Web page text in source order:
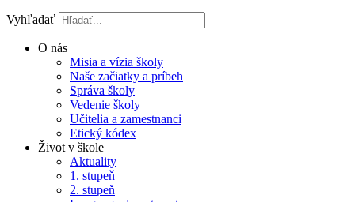
Vyhľadať
O nás
Misia a vízia školy
Naše začiatky a príbeh
Správa školy
Vedenie školy
Učitelia a zamestnanci
Etický kódex
Život v škole
Aktuality
1. stupeň
2. stupeň